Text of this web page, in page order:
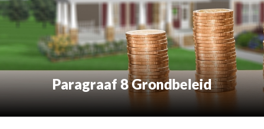
Paragraaf 8 Grondbeleid